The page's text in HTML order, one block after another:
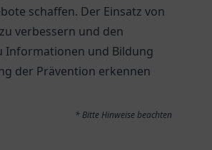
schaffen. Der Einsatz von
verbessern und den
Informationen und Bildung
der Prävention erkennen
* Bitte Hinweise beachten